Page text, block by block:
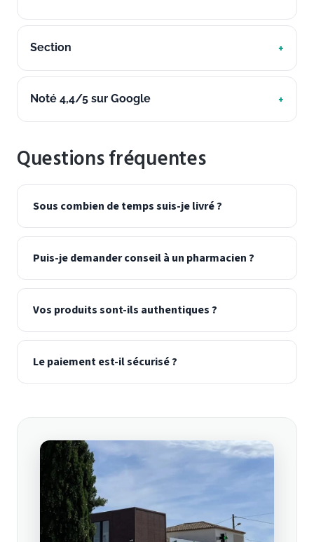
Section
Noté 4,4/5 sur Google
Questions fréquentes
Sous combien de temps suis-je livré ?
Puis-je demander conseil à un pharmacien ?
Vos produits sont-ils authentiques ?
Le paiement est-il sécurisé ?